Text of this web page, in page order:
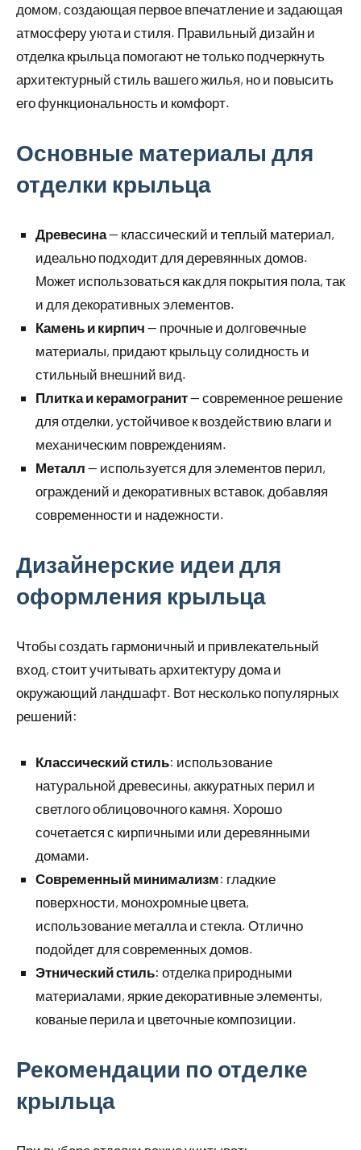
домом, создающая первое впечатление и задающая
атмосферу уюта и стиля. Правильный дизайн и
отделка крыльца помогают не только подчеркнуть
архитектурный стиль вашего жилья, но и повысить
его функциональность и комфорт.
Основные материалы для
отделки крыльца
Древесина— классический и теплый материал,
идеально подходит для деревянных домов.
Может использоваться как для покрытия пола, так
и для декоративных элементов.
Камень и кирпич — прочные и долговечные
материалы, придают крыльцу солидность и
стильный внешний вид.
Плитка и керамогранит— современное решение
для отделки, устойчивое к воздействию влаги и
механическим повреждениям.
Металл — используется для элементов перил,
ограждений и декоративных вставок, добавляя
современности и надежности.
Дизайнерские идеи для
оформления крыльца
Чтобы создать гармоничный и привлекательный
вход, стоит учитывать архитектуру дома и
окружающий ландшафт. Вот несколько популярных
решений:
Классический стиль: использование
натуральной древесины, аккуратных перил и
светлого облицовочного камня. Хорошо
сочетается с кирпичными или деревянными
домами.
Современный минимализм: гладкие
поверхности, монохромные цвета,
использование металла и стекла. Отлично
подойдет для современных домов.
Этнический стиль: отделка природными
материалами, яркие декоративные элементы,
кованые перила и цветочные композиции.
Рекомендации по отделке
крыльца